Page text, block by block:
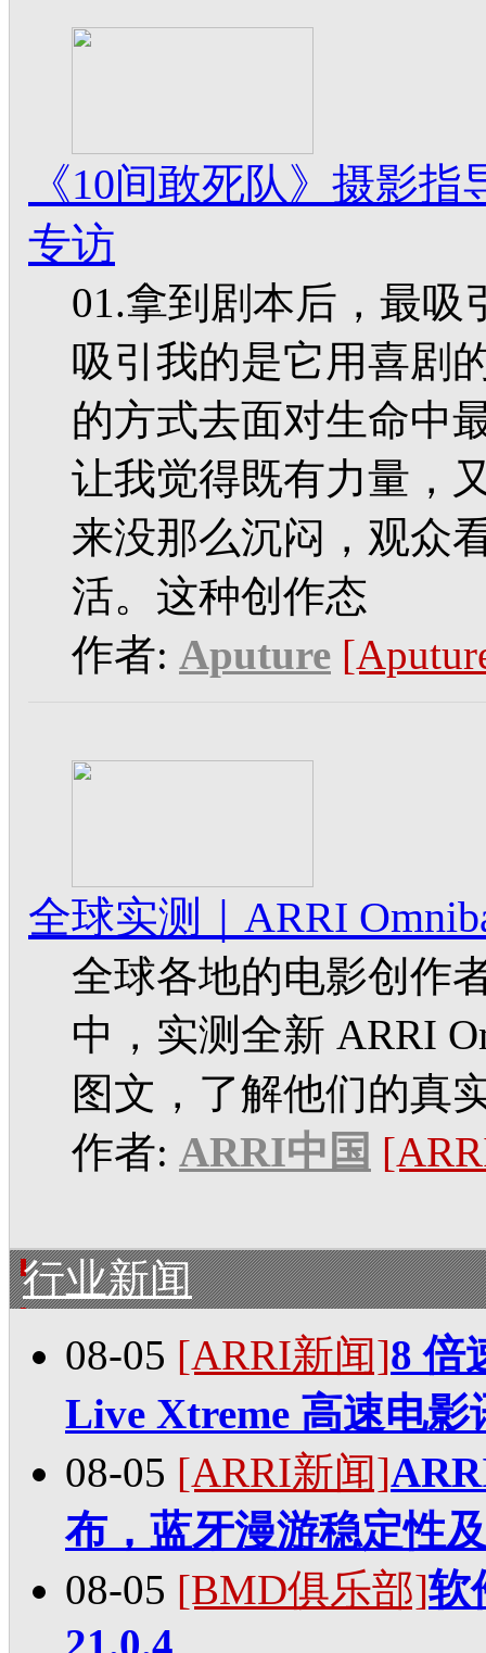
《10间敢死队》摄影
专访
01.拿到剧本后，最吸
吸引我的是它用喜剧
的方式去面对生命中
让我觉得既有力量，
来没那么沉闷，观众
活。这种创作态
作者: Aputure
全球实测｜ARRI
全球各地的电影创作
中，实测全新 ARRI
图文，了解他们的真
作者: ARRI中国
行业新闻
08-05 [ARRI新闻]8 倍
Live Xtreme 高速电影
08-05 [ARRI新闻]
布，蓝牙漫游稳定性
08-05 [BMD俱乐部]软
21.0.4